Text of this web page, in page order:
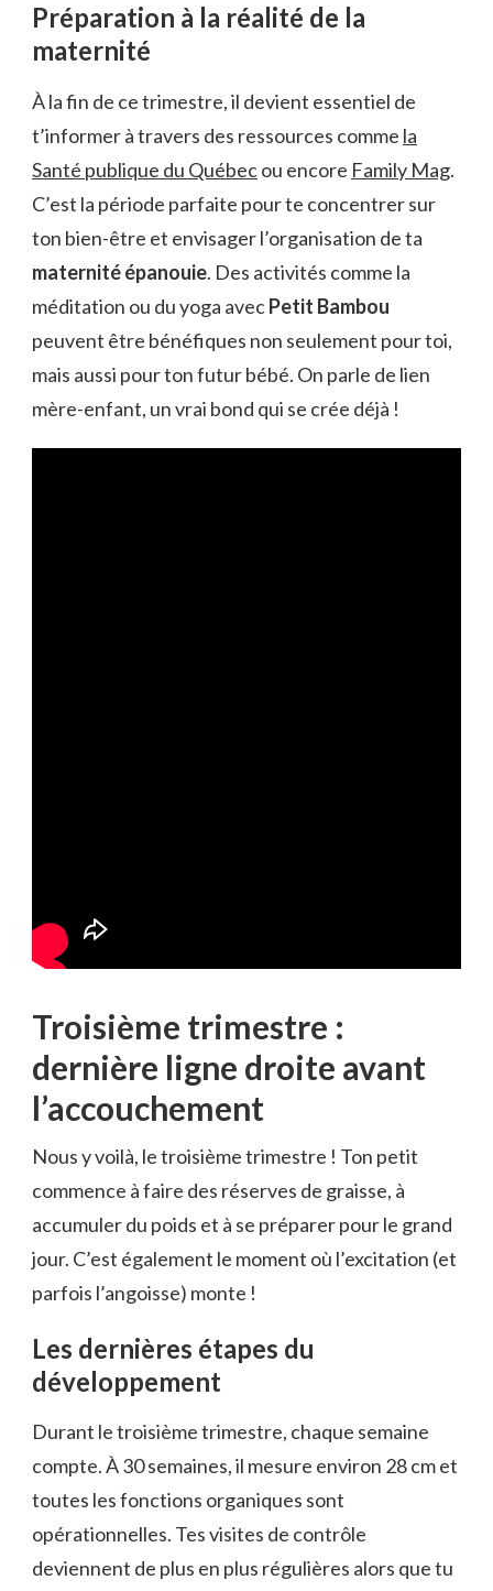
Préparation à la réalité de la
maternité
À la fin de ce trimestre, il devient essentiel de
t’informer à travers des ressources comme la
Santé publique du Québecou encore Family Mag.
C’est la période parfaite pour te concentrer sur
ton bien-être et envisager l’organisation de ta
maternité épanouie. Des activités comme la
méditation ou du yoga avecPetit Bambou
peuvent être bénéfiques non seulement pour toi,
mais aussi pour ton futur bébé. On parle de lien
mère-enfant, un vrai bond qui se crée déjà !
Troisième trimestre :
dernière ligne droite avant
l’accouchement
Nous y voilà, le troisième trimestre ! Ton petit
commence à faire des réserves de graisse, à
accumuler du poids et à se préparer pour le grand
jour. C’est également le moment où l’excitation (et
parfois l’angoisse) monte !
Les dernières étapes du
développement
Durant le troisième trimestre, chaque semaine
compte. À 30 semaines, il mesure environ 28 cm et
toutes les fonctions organiques sont
opérationnelles. Tes visites de contrôle
deviennent de plus en plus régulières alors que tu